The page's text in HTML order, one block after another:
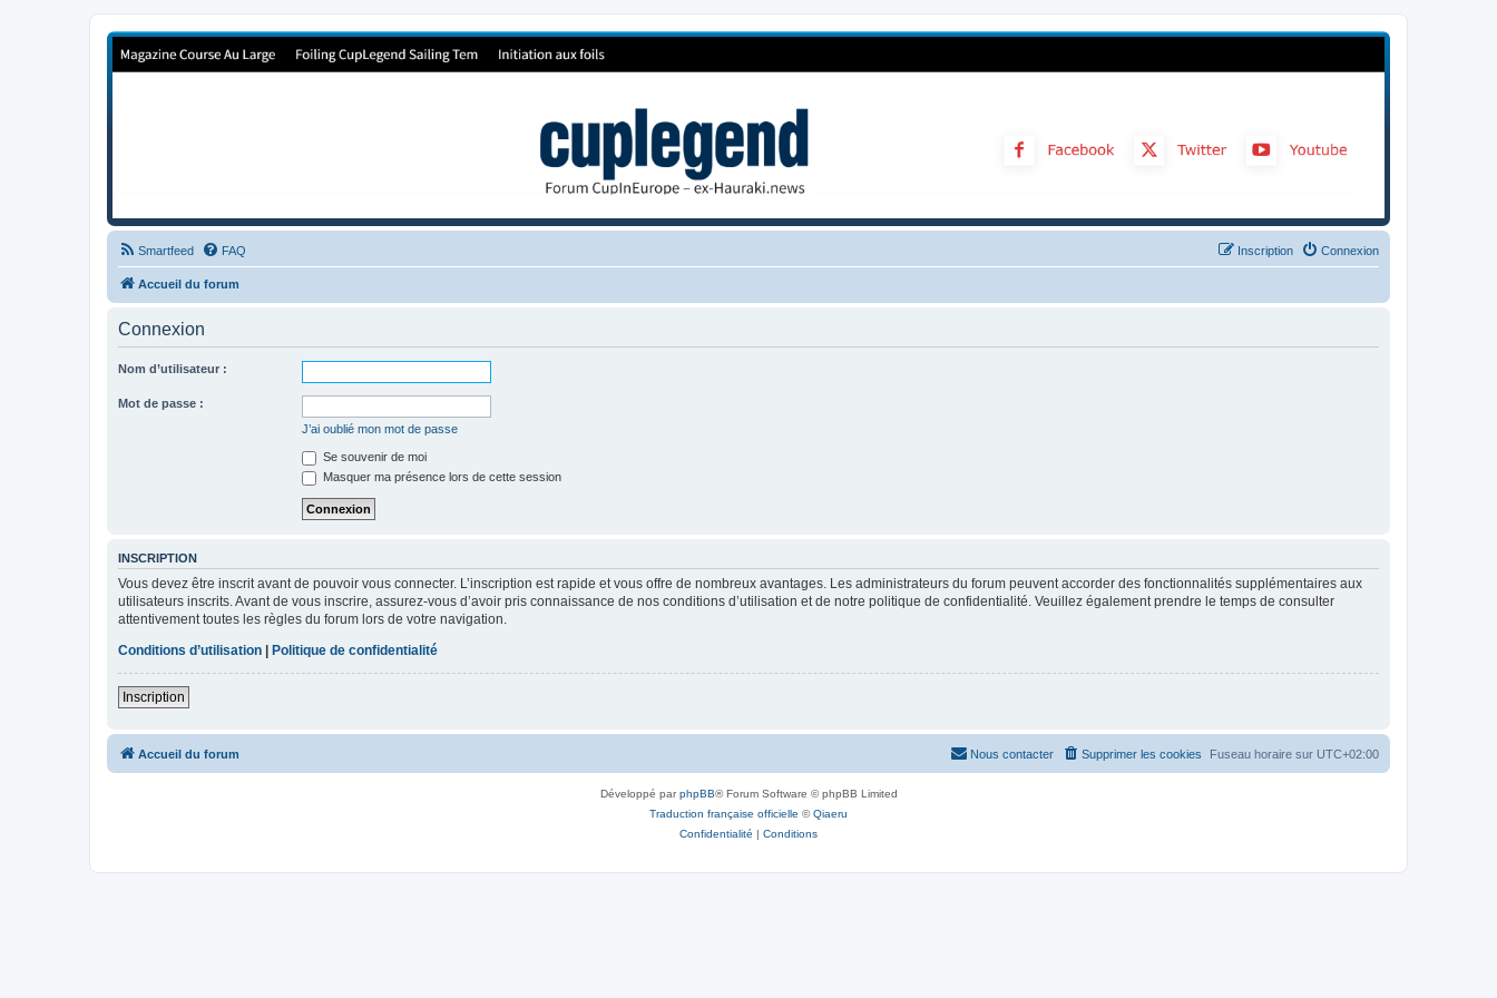
Forum de Cup In Europe
Smartfeed FAQ Connexion
Inscription
Accueil du forum
Connexion
Nom d’utilisateur :
Mot de passe :
J’ai oublié mon mot de passe
Se souvenir de moi
Masquer ma présence lors de cette session
INSCRIPTION
Vous devez être inscrit avant de pouvoir vous connecter. L’inscription est rapide et vous offre de nombreux avantages. Les administrateurs du forum peuvent accorder des fonctionnalités supplémentaires aux
utilisateurs inscrits. Avant de vous inscrire, assurez-vous d’avoir pris connaissance de nos conditions d’utilisation et de notre politique de confidentialité. Veuillez également prendre le temps de consulter
attentivement toutes les règles du forum lors de votre navigation.
Conditions d’utilisation
Politique de confidentialité
Inscription
Accueil du forum Fuseau horaire sur UTC+02:00
Supprimer les cookies
Nous contacter
Développé parphpBB® Forum Software © phpBB Limited
Traduction française officielle ©Qiaeru
Confidentialité | Conditions